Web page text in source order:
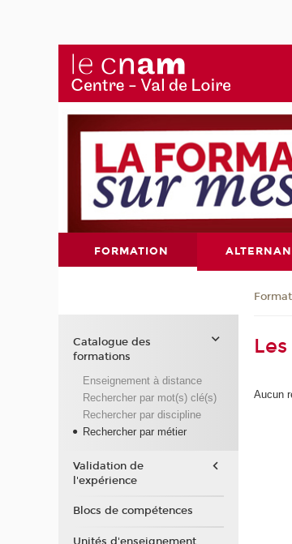
FORMATION
Aucun
Catalogue des
formations
Enseignement à distance
Rechercher par mot(s) clé(s)
Rechercher par discipline
Rechercher par métier
Validation de
l'expérience
Blocs de compétences
Unités d'enseignement